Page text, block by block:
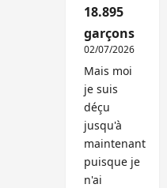
18.895
garçons
02/07/2026
Mais moi
je suis
déçu
jusqu'à
maintenant
puisque je
n'ai